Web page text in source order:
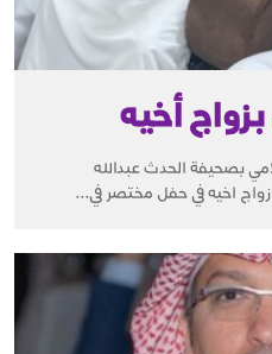
أخيه
بصحيفة الحدث عبدالله
اخيه في حفل مختصر في...